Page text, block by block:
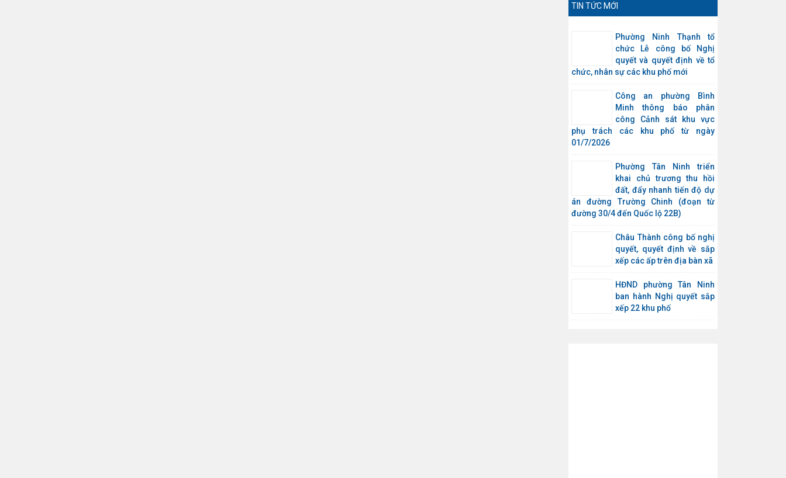
TIN TỨC MỚI
Phường Ninh Thạnh tổ
chức Lễ công bố Nghị
quyết và quyết định về tổ
chức, nhân sự các khu phố mới
Công an phường Bình
Minh thông báo phân
công Cảnh sát khu vực
phụ trách các khu phố từ ngày
01/7/2026
Phường Tân Ninh triển
khai chủ trương thu hồi
đất, đẩy nhanh tiến độ dự
án đường Trường Chinh (đoạn từ
đường 30/4 đến Quốc lộ 22B)
Châu Thành công bố nghị
quyết, quyết định về sắp
xếp các ấp trên địa bàn xã
HĐND phường Tân Ninh
ban hành Nghị quyết sắp
xếp 22 khu phố